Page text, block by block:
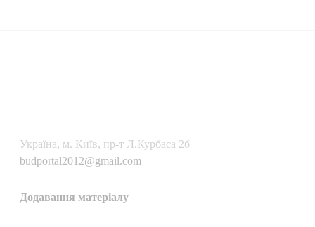
Українa, м. Київ, пр-т Л.Курбаса 2б
budportal2012@gmail.com
Додавання матеріалу